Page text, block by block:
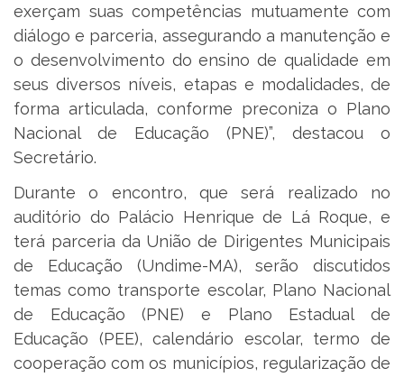
exerçam suas competências mutuamente com
diálogo e parceria, assegurando a manutenção e
o desenvolvimento do ensino de qualidade em
seus diversos níveis, etapas e modalidades, de
forma articulada, conforme preconiza o Plano
Nacional de Educação (PNE)”, destacou o
Secretário.
Durante o encontro, que será realizado no
auditório do Palácio Henrique de Lá Roque, e
terá parceria da União de Dirigentes Municipais
de Educação (Undime-MA), serão discutidos
temas como transporte escolar, Plano Nacional
de Educação (PNE) e Plano Estadual de
Educação (PEE), calendário escolar, termo de
cooperação com os municípios, regularização de